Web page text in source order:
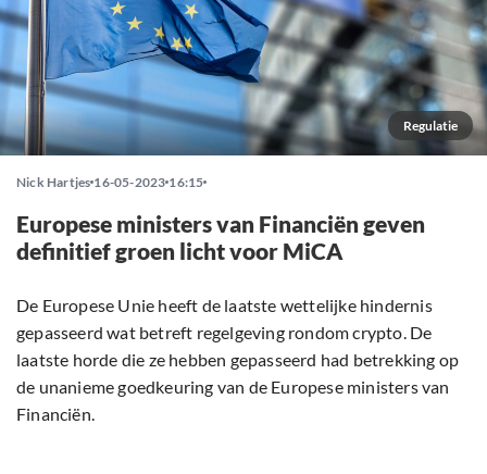
Regulatie
Nick Hartjes 16-05-2023 16:15
Europese ministers van Financiën geven
definitief groen licht voor MiCA
De Europese Unie heeft de laatste wettelijke hindernis
gepasseerd wat betreft regelgeving rondom crypto. De
laatste horde die ze hebben gepasseerd had betrekking op
de unanieme goedkeuring van de Europese ministers van
Financiën.